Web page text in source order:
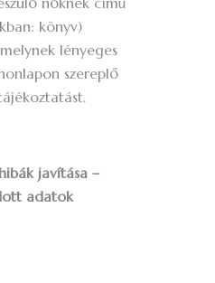
könyv)
lényeges
szereplő
javítása –
adatok